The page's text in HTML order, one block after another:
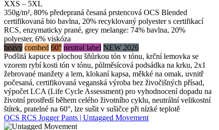
XXS – 5XL
350g/m², 80% předepraná česaná prstencová OCS Blended
certifikovaná bio bavlna, 20% recyklovaný polyester s certifikací
RCS, enzymaticky prané, grey melange: 74% bavlna, 20%
polyester, 6% viskóza
heavy combed 60° neutral label NEW 2026
Podšitá kapuce s plochou šňůrkou tón v tónu, krční lemovka se
vzorem rybí kosti tón v tónu, půlměsícová podsádka na krku, 2x1
žebrované manžety a lem, klokaní kapsa, měkké na omak, uvnitř
počesaná, certifikovaná veganská výroba bez živočišných přísad,
výpočet LCA (Life Cycle Assessment) pro vyhodnocení dopadu na
životní prostředí během celého životního cyklu, neutrální velikostní
štítek, pratelné na 60°, lze sušit v sušičce při nízké teplotě
OCS RCS Jogger Pants | Untagged Movement